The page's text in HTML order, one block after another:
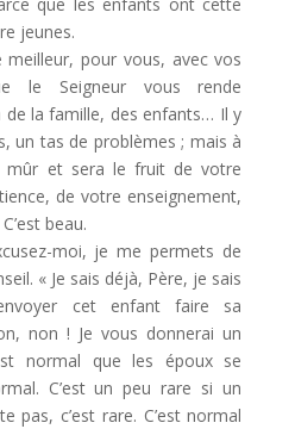
que les enfants ont cette
jeunes.
meilleur, pour vous, avec vos
le Seigneur vous rende
de la famille, des enfants… Il y
un tas de problèmes ; mais à
et sera le fruit de votre
de votre enseignement,
beau.
moi, je me permets de
« Je sais déjà, Père, je sais
cet enfant faire sa
non ! Je vous donnerai un
normal que les époux se
C’est un peu rare si un
pas, c’est rare. C’est normal